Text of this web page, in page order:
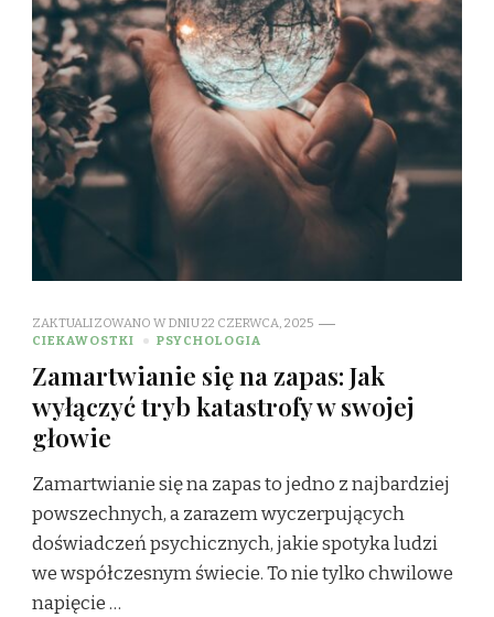
ZAKTUALIZOWANO W DNIU22 CZERWCA, 2025
CIEKAWOSTKI
PSYCHOLOGIA
Zamartwianie się na zapas: Jak
wyłączyć tryb katastrofy w swojej
głowie
Zamartwianie się na zapas to jedno z najbardziej
powszechnych, a zarazem wyczerpujących
doświadczeń psychicznych, jakie spotyka ludzi
we współczesnym świecie. To nie tylko chwilowe
napięcie …